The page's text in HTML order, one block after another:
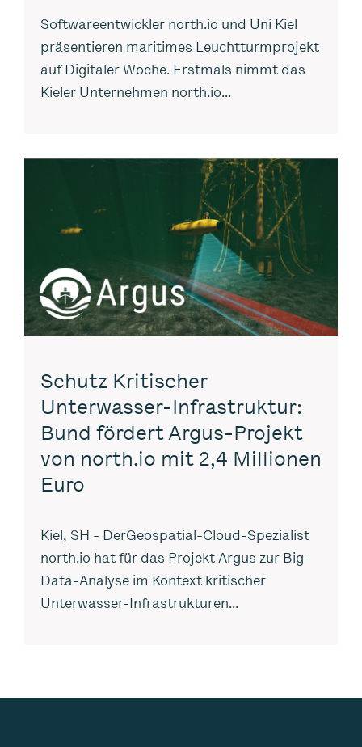
Softwareentwickler north.io und Uni Kiel
präsentieren maritimes Leuchtturmprojekt
auf Digitaler Woche. Erstmals nimmt das
Kieler Unternehmen north.io...
Schutz Kritischer
Unterwasser-Infrastruktur:
Bund fördert Argus-Projekt
von north.io mit 2,4 Millionen
Euro
Kiel, SH - DerGeospatial-Cloud-Spezialist
north.io hat für das Projekt Argus zur Big-
Data-Analyse im Kontext kritischer
Unterwasser-Infrastrukturen...